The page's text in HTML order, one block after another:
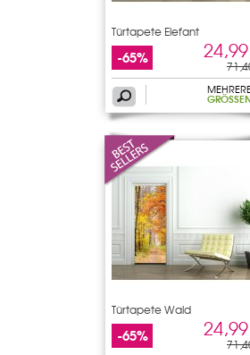
Türtapete Elefant
-65%
GRÖSSEN
Türtapete Wald
-65%